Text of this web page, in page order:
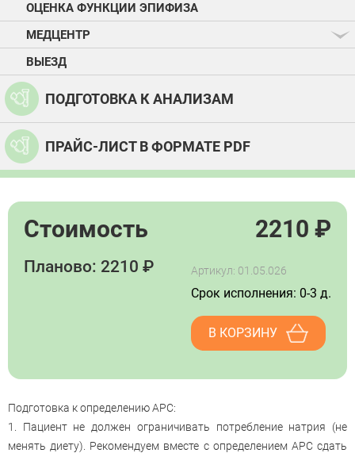
ОЦЕНКА ФУНКЦИИ ЭПИФИЗА
МЕДЦЕНТР
ВЫЕЗД
ПОДГОТОВКА К АНАЛИЗАМ
ПРАЙС-ЛИСТ В ФОРМАТЕ PDF
Стоимость 2210 ₽
Планово: 2210 ₽ Артикул: 01.05.026
Срок исполнения: 0-3 д.
В КОРЗИНУ
Подготовка к определению АРС:
1. Пациент не должен ограничивать потребление натрия (не
менять диету). Рекомендуем вместе с определением АРС сдать